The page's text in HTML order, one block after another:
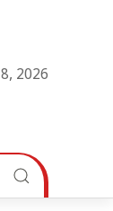
8, 2026